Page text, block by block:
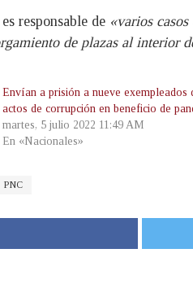
responsable de «varios
de plazas al interior
Envían a prisión a nueve exempleados
actos de corrupción en beneficio de
martes, 5 julio 2022 11:49 AM
En «Nacionales»
PNC